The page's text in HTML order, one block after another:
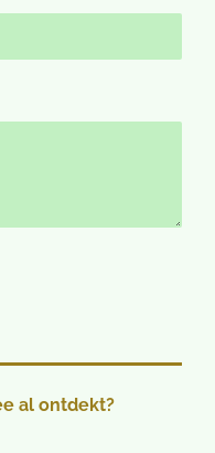
al ontdekt?